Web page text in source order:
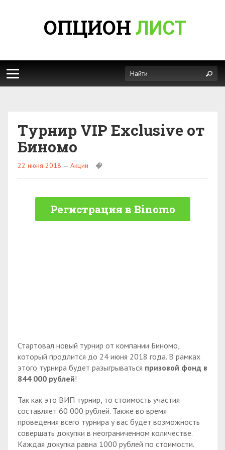
ОПЦИОН ЛИСТ
Турнир VIP Exclusive от
Биномо
22 июня 2018 — Акции
Регистрация в Binomo
Стартовал новый турнир от компании Биномо,
который продлится до 24 июня 2018 года. В рамках
этого турнира будет разыгрываться призовой фонд в
844 000 рублей!
Так как это ВИП турнир, то стоимость участия
составляет 60 000 рублей. Также во время
проведения всего турнира у вас будет возможность
совершать докупки в неограниченном количестве.
Каждая докупка равна 1000 рублей по стоимости.